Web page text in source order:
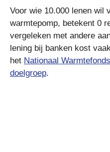
Voor wie 10.000 lenen wil
warmtepomp, betekent 0
vergeleken met andere
lening bij banken kost
het Nationaal
doelgroep.